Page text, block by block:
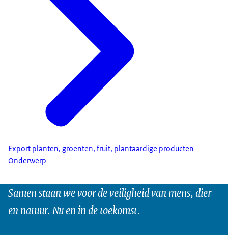
Export planten, groenten, fruit, plantaardige producten
Onderwerp
Samen staan we voor de veiligheid van mens, dier
en natuur. Nu en in de toekomst.